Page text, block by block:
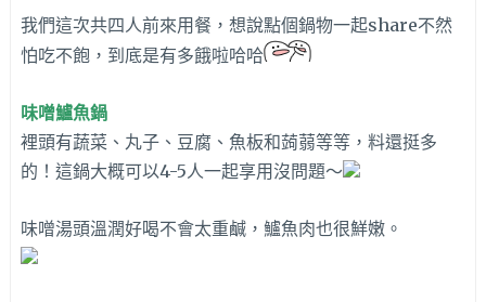
我們這次共四人前來用餐，想說點個鍋物一起share不然
怕吃不飽，到底是有多餓啦哈哈
味噌鱸魚鍋
裡頭有蔬菜、丸子、豆腐、魚板和蒟蒻等等，料還挺多
的！這鍋大概可以4-5人一起享用沒問題～
味噌湯頭溫潤好喝不會太重鹹，鱸魚肉也很鮮嫩。